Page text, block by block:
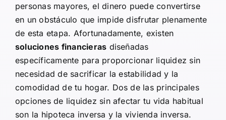
personas mayores, el dinero puede convertirse
en un obstáculo que impide disfrutar plenamente
de esta etapa. Afortunadamente, existen
soluciones financieras diseñadas
específicamente para proporcionar liquidez sin
necesidad de sacrificar la estabilidad y la
comodidad de tu hogar. Dos de las principales
opciones de liquidez sin afectar tu vida habitual
son la hipoteca inversa y la vivienda inversa.